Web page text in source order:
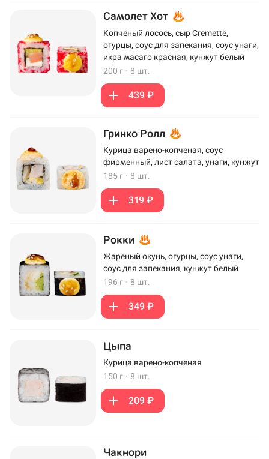
Самолет Хот
Копченый лосось, сыр Cremette,
огурцы, соус для запекания, соус унаги,
икра масаго красная, кунжут белый
200 г · 8 шт.
439 ₽
Гринко Ролл
Курица варено-копченая, соус
фирменный, лист салата, унаги, кунжут
185 г · 8 шт.
319 ₽
Рокки
Жареный окунь, огурцы, соус унаги,
соус для запекания, кунжут белый
196 г · 8 шт.
349 ₽
Цыпа
Курица варено-копченая
150 г · 8 шт.
209 ₽
Чакнори